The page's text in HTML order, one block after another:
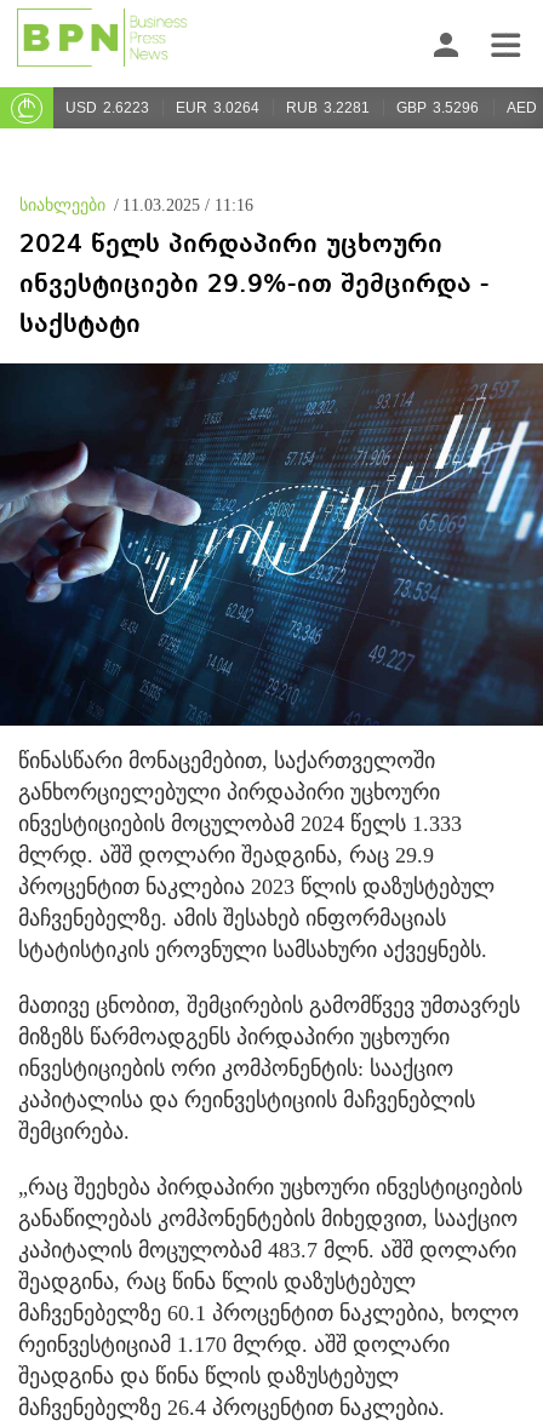
USD 2.6223 EUR 3.0264 RUB 3.2281 GBP 3.5296 AED
სიახლეები / 11.03.2025 / 11:16
2024 წელს პირდაპირი უცხოური
ინვესტიციები 29.9%-ით შემცირდა -
საქსტატი
წინასწარი მონაცემებით, საქართველოში
განხორციელებული პირდაპირი უცხოური
ინვესტიციების მოცულობამ 2024 წელს 1.333
მლრდ. აშშ დოლარი შეადგინა, რაც 29.9
პროცენტით ნაკლებია 2023 წლის დაზუსტებულ
მაჩვენებელზე. ამის შესახებ ინფორმაციას
სტატისტიკის ეროვნული სამსახური აქვეყნებს.
მათივე ცნობით, შემცირების გამომწვევ უმთავრეს
მიზეზს წარმოადგენს პირდაპირი უცხოური
ინვესტიციების ორი კომპონენტის: სააქციო
კაპიტალისა და რეინვესტიციის მაჩვენებლის
შემცირება.
„რაც შეეხება პირდაპირი უცხოური ინვესტიციების
განაწილებას კომპონენტების მიხედვით, სააქციო
კაპიტალის მოცულობამ 483.7 მლნ. აშშ დოლარი
შეადგინა, რაც წინა წლის დაზუსტებულ
მაჩვენებელზე 60.1 პროცენტით ნაკლებია, ხოლო
რეინვესტიციამ 1.170 მლრდ. აშშ დოლარი
შეადგინა და წინა წლის დაზუსტებულ
მაჩვენებელზე 26.4 პროცენტით ნაკლებია.